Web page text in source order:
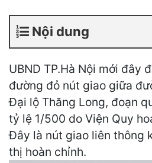
Nội dung
UBND TP.Hà Nội mới đây
đường đỏ nút giao giữa
Đại lộ Thăng Long, đoạn
tỷ lệ 1/500 do Viện Quy
Đây là nút giao liên thông
thị hoàn chỉnh.